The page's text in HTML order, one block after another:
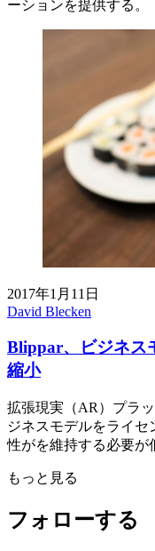
ーションを提供する。
2017年1月11日
David Blecken
Blippar、ビジネス
縮小
拡張現実（AR）プラ
ジネスモデルをライ
性がを維持する必要が
もっと見る
フォローする